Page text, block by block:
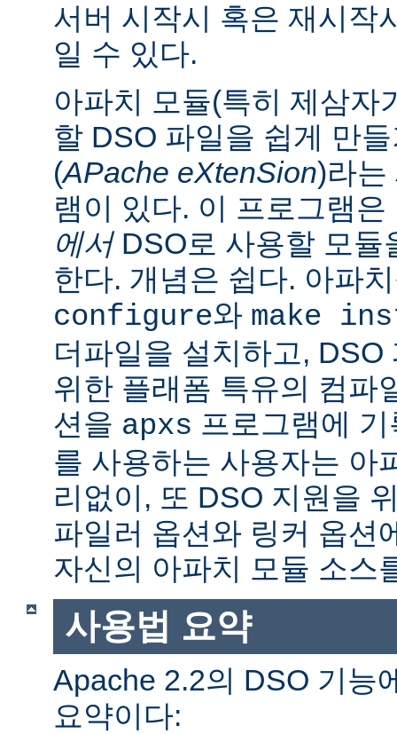
서버 시작시 혹은 재시작
일 수 있다.
아파치 모듈(특히 제삼자
할 DSO 파일을 쉽게 만
(APache eXtenSion)라는
램이 있다. 이 프로그램
에서DSO로 사용할 모듈
한다. 개념은 쉽다. 아파
configure와 make
더파일을 설치하고,
위한 플래폼 특유의 컴파
션을 apxs 프로그램에
를 사용하는 사용자는 아
리없이, 또 DSO 지원을
파일러 옵션와 링커 옵션
자신의 아파치 모듈 소스
사용법 요약
Apache 2.2의 DSO 기능
요약이다: